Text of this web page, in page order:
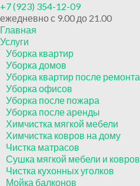
+7 (923) 354-12-09
ежедневно с 9.00 до 21.00
Главная
Услуги
Уборка квартир
Уборка домов
Уборка квартир после ремонта
Уборка офисов
Уборка после пожара
Уборка после аренды
Химчистка мягкой мебели
Химчистка ковров на дому
Чистка матрасов
Сушка мягкой мебели и ковров
Чистка кухонных уголков
Мойка балконов